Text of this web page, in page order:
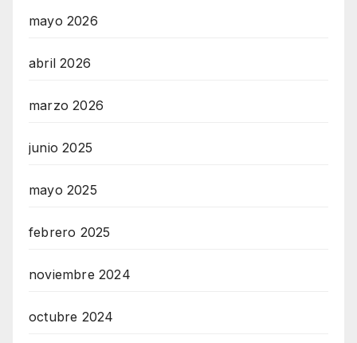
mayo 2026
abril 2026
marzo 2026
junio 2025
mayo 2025
febrero 2025
noviembre 2024
octubre 2024